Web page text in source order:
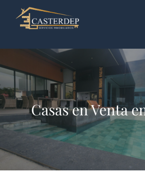
contenido
Casas en Venta